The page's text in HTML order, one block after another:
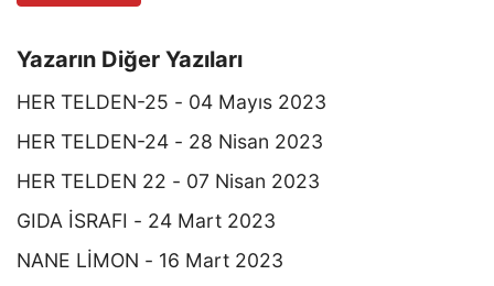
Yazarın Diğer Yazıları
HER TELDEN-25 - 04 Mayıs 2023
HER TELDEN-24 - 28 Nisan 2023
HER TELDEN 22 - 07 Nisan 2023
GIDA İSRAFI - 24 Mart 2023
NANE LİMON - 16 Mart 2023